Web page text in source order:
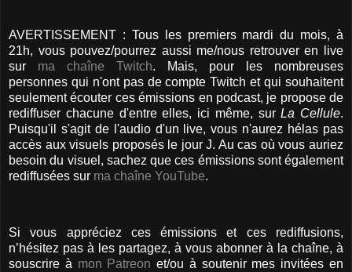
AVERTISSEMENT : Tous les premiers mardi du mois, à
21h, vous pouvez/pourrez aussi me/nous retrouver en live
sur ma chaîne Twitch. Mais, pour les nombreuses
personnes qui n'ont pas de compte Twitch et qui souhaitent
seulement écouter ces émissions en podcast, je propose de
rediffuser chacune d'entre elles, ici même, surLa Cellule.
Puisqu'il s'agit de l'audio d'un live, vous n'aurez hélas pas
accès aux visuels proposés le jour J. Au cas où vous auriez
besoin du visuel, sachez que ces émissions sont également
rediffusées sur ma chaîne YouTube.
Si vous appréciez ces émissions et ces rediffusions,
n’hésitez pas à les partagez, à vous abonner à la chaîne, à
souscrire à mon Patreon et/ou à soutenir mes invitées en